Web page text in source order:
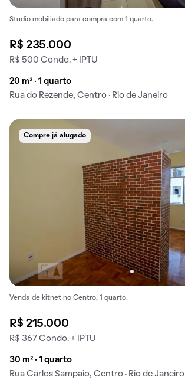
Studio mobiliado para compra com 1 quarto.
R$ 235.000
R$ 500 Condo. + IPTU
20 m² · 1 quarto
Rua do Rezende, Centro · Rio de Janeiro
Compre já alugado
Venda de kitnet no Centro, 1 quarto.
R$ 215.000
R$ 367 Condo. + IPTU
30 m² · 1 quarto
Rua Carlos Sampaio, Centro · Rio de Janeiro